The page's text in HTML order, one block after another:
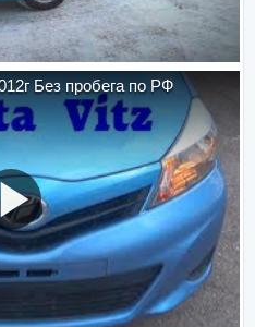
Без пробега по РФ